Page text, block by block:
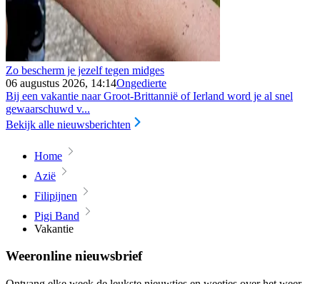
Zo bescherm je jezelf tegen midges
06 augustus 2026, 14:14Ongedierte
Bij een vakantie naar Groot-Brittannië of Ierland word je al snel
gewaarschuwd v...
Bekijk alle nieuwsberichten
Home
Azië
Filipijnen
Pigi Band
Vakantie
Weeronline nieuwsbrief